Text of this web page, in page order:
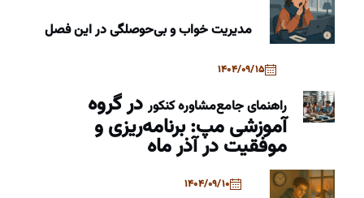
مدیریت خواب و بی‌حوصلگی در این فصل
1404/09/15
راهنمای جامعمشاوره کنکوردر گروه
آموزشی مپ: برنامه‌ریزی و
موفقیت در آذر ماه
1404/09/10